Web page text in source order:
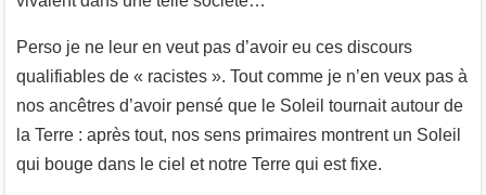
Perso je ne leur en veut pas d’avoir eu ces discours
qualifiables de « racistes ». Tout comme je n’en veux pas à
nos ancêtres d’avoir pensé que le Soleil tournait autour de
la Terre : après tout, nos sens primaires montrent un Soleil
qui bouge dans le ciel et notre Terre qui est fixe.